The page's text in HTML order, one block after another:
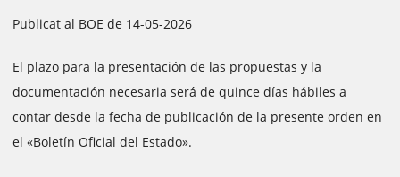
Publicat al BOE de 14-05-2026
El plazo para la presentación de las propuestas y la
documentación necesaria será de quince días hábiles a
contar desde la fecha de publicación de la presente orden en
el «Boletín Oficial del Estado».